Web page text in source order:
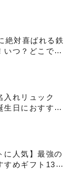
絶対喜ばれる鉄
いつ？どこで？
入れリュック
生日におすすめ
に人気】最強の
すめギフト13選